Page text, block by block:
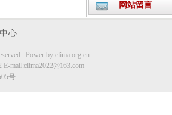
网站留言
心
. Power by clima.org.cn
mail:clima2022@163.com
号